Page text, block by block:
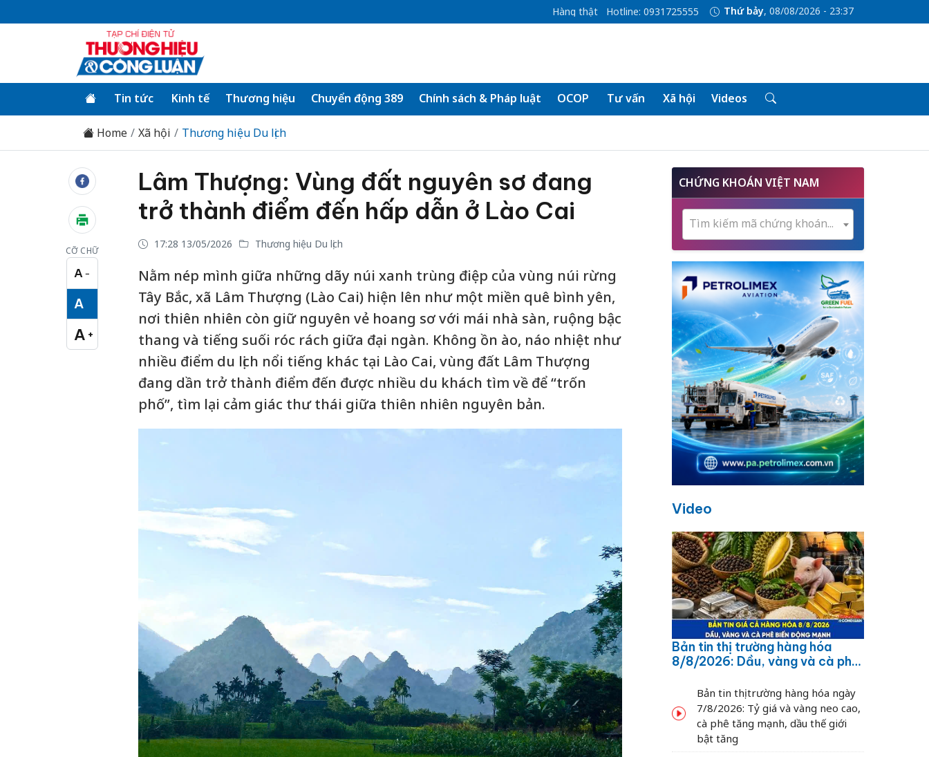
Hàng thật Hotline: 0931725555 Thứ bảy, 08/08/2026 - 23:37
Tin tức Kinh tế Thương hiệu Chuyển động 389 Chính sách & Pháp luật OCOP Tư vấn Xã hội Videos
Home Xã hội Thương hiệu Du lịch
CỠ CHỮ
A −
Cỡ chữ nhỏ
A
Cỡ chữ vừa
A +
Cỡ chữ lớn
Lâm Thượng: Vùng đất nguyên sơ đang
trở thành điểm đến hấp dẫn ở Lào Cai
17:28 13/05/2026 Thương hiệu Du lịch
Nằm nép mình giữa những dãy núi xanh trùng điệp của vùng núi rừng
Tây Bắc, xã Lâm Thượng (Lào Cai) hiện lên như một miền quê bình yên,
nơi thiên nhiên còn giữ nguyên vẻ hoang sơ với mái nhà sàn, ruộng bậc
thang và tiếng suối róc rách giữa đại ngàn. Không ồn ào, náo nhiệt như
nhiều điểm du lịch nổi tiếng khác tại Lào Cai, vùng đất Lâm Thượng
đang dần trở thành điểm đến được nhiều du khách tìm về để “trốn
phố”, tìm lại cảm giác thư thái giữa thiên nhiên nguyên bản.
CHỨNG KHOÁN VIỆT NAM
Tìm kiếm mã chứng khoán...
Video
Bản tin thị trường hàng hóa
8/8/2026: Dầu, vàng và cà phê
Bản tin thị trường hàng hóa ngày
7/8/2026: Tỷ giá và vàng neo cao,
cà phê tăng mạnh, dầu thế giới
bật tăng